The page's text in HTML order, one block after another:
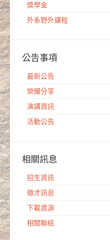
獎學金
外系野外課程
公告事項
最新公告
榮耀分享
演講資訊
活動公告
相關訊息
招生資訊
徵才訊息
下載資源
相關聯結